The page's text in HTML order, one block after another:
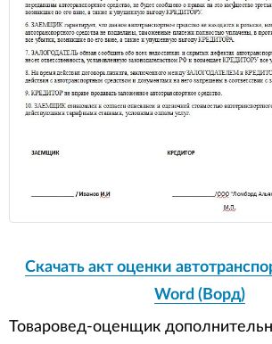
Скачать акт оценки
Word (Ворд)
Товаровед-оценщик